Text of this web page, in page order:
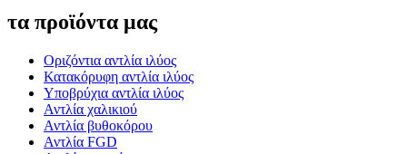
τα προϊόντα μας
Οριζόντια αντλία ιλύος
Κατακόρυφη αντλία ιλύος
Υποβρύχια αντλία ιλύος
Αντλία χαλικιού
Αντλία βυθοκόρου
Αντλία FGD